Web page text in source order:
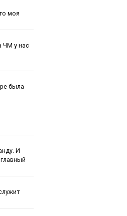
моя
ЧМ у нас
была
И